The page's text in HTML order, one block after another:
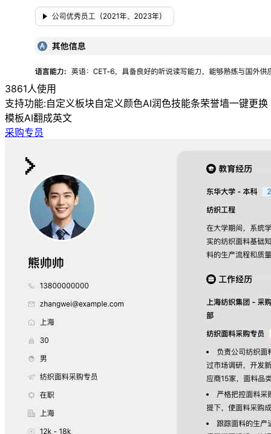
3861人使用
支持功能:自定义板块自定义颜色AI润色技能条荣誉墙一键更换
模板AI翻成英文
采购专员